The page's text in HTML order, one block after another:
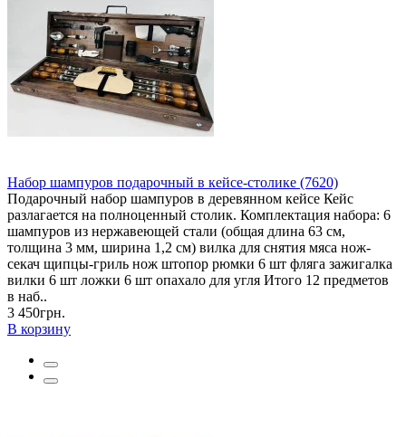
Набор шампуров подарочный в кейсе-столике (7620)
Подарочный набор шампуров в деревянном кейсе Кейс
разлагается на полноценный столик. Комплектация набора: 6
шампуров из нержавеющей стали (общая длина 63 см,
толщина 3 мм, ширина 1,2 см) вилка для снятия мяса нож-
секач щипцы-гриль нож штопор рюмки 6 шт фляга зажигалка
вилки 6 шт ложки 6 шт опахало для угля Итого 12 предметов
в наб..
3 450грн.
В корзину